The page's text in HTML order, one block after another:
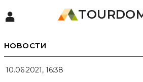
НОВОСТИ
10.06.2021, 16:38